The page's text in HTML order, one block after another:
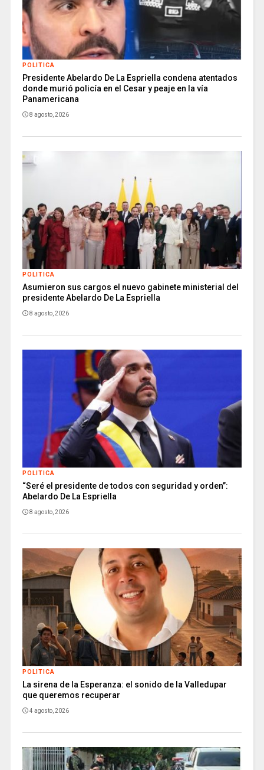
POLITICA
Presidente Abelardo De La Espriella condena atentados
donde murió policía en el Cesar y peaje en la vía
Panamericana
8 agosto, 2026
POLITICA
Asumieron sus cargos el nuevo gabinete ministerial del
presidente Abelardo De La Espriella
8 agosto, 2026
POLITICA
“Seré el presidente de todos con seguridad y orden”:
Abelardo De La Espriella
8 agosto, 2026
POLITICA
La sirena de la Esperanza: el sonido de la Valledupar
que queremos recuperar
4 agosto, 2026